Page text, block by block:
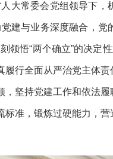
大常委会党组领导下
建与业务深度融合，
领悟“两个确立”的决定
履行全面从严治党主体
，坚持党建工作和依法
标准，锻炼过硬能力，